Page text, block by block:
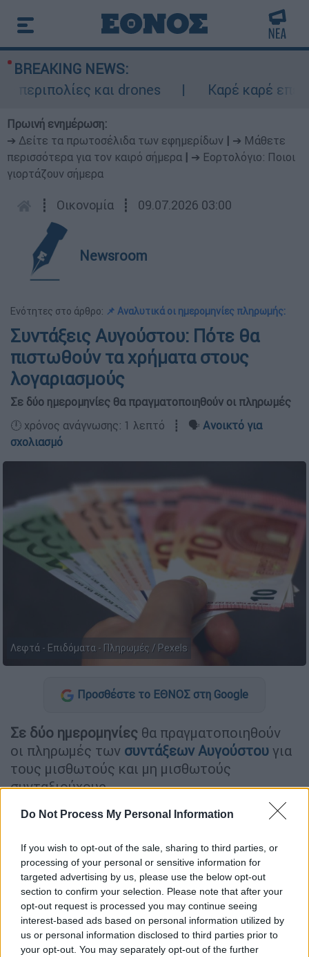
Do Not Process My Personal Information
If you wish to opt-out of the sale, sharing to third parties, or
processing of your personal or sensitive information for
targeted advertising by us, please use the below opt-out
section to confirm your selection. Please note that after your
opt-out request is processed you may continue seeing
interest-based ads based on personal information utilized by
us or personal information disclosed to third parties prior to
your opt-out. You may separately opt-out of the further
BREAKING NEWS:
και drones
Καρέ καρέ
Πρωινή ενημέρωση:
➔ Δείτε τα πρωτοσέλιδα των εφημερίδων
➔ Μάθετε
περισσότερα για τον καιρό σήμερα
➔ Εορτολόγιο: Ποιοι
γιορτάζουν σήμερα
┋ Οικονομία ┋ 09.07.2026 03:00
Newsroom
Ενότητες στο άρθρο: 📌 Αναλυτικά οι ημερομηνίες πληρωμής:
Συντάξεις Αυγούστου: Πότε θα
πιστωθούν τα χρήματα στους
λογαριασμούς
Σε δύο ημερομηνίες θα πραγματοποιηθούν οι πληρωμές
🕛 χρόνος ανάγνωσης: 1 λεπτό ┋ 🗣️ Ανοικτό για
σχολιασμό
Λεφτά - Επιδόματα - Πληρωμές / Pexels
Προσθέστε το ΕΘΝΟΣ στη Google
Σε δύο ημερομηνίες θα πραγματοποιηθούν
οι πληρωμές των συντάξεων Αυγούστου για
τους μισθωτούς και μη μισθωτούς
συνταξιούχους.
Για τους συνταξιούχους που υπάγονται στον
όσους συνταξιοδοτήθηκαν από την 1η
Ιανουαρίου 2017 και μετά μέσω του ΟΠΣ-
ΕΦΚΑ, οι συντάξεις Αυγούστου 2026 θα
καταβληθούν την Τρίτη 28 Ιουλίου 2026. Την
ίδια ημέρα θα πληρωθούν και οι αντίστοιχες
επικουρικές συντάξεις.